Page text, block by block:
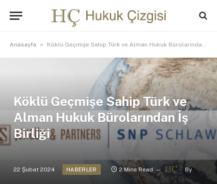
Anasayfa » Köklü Geçmişe Sahip Türk ve Alman Hukuk Bürolarından İş Birliği
Köklü Geçmişe Sahip Türk ve
Alman Hukuk Bürolarından İş
Birliği
22 Şubat 2024 HABERLER 2 Mins Read By